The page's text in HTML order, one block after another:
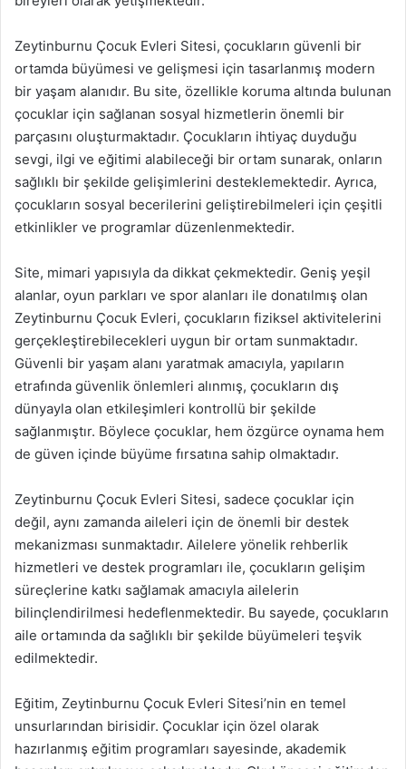
Zeytinburnu Çocuk Evleri Sitesi, çocukların güvenli bir
ortamda büyümesi ve gelişmesi için tasarlanmış modern
bir yaşam alanıdır. Bu site, özellikle koruma altında bulunan
çocuklar için sağlanan sosyal hizmetlerin önemli bir
parçasını oluşturmaktadır. Çocukların ihtiyaç duyduğu
sevgi, ilgi ve eğitimi alabileceği bir ortam sunarak, onların
sağlıklı bir şekilde gelişimlerini desteklemektedir. Ayrıca,
çocukların sosyal becerilerini geliştirebilmeleri için çeşitli
etkinlikler ve programlar düzenlenmektedir.
Site, mimari yapısıyla da dikkat çekmektedir. Geniş yeşil
alanlar, oyun parkları ve spor alanları ile donatılmış olan
Zeytinburnu Çocuk Evleri, çocukların fiziksel aktivitelerini
gerçekleştirebilecekleri uygun bir ortam sunmaktadır.
Güvenli bir yaşam alanı yaratmak amacıyla, yapıların
etrafında güvenlik önlemleri alınmış, çocukların dış
dünyayla olan etkileşimleri kontrollü bir şekilde
sağlanmıştır. Böylece çocuklar, hem özgürce oynama hem
de güven içinde büyüme fırsatına sahip olmaktadır.
Zeytinburnu Çocuk Evleri Sitesi, sadece çocuklar için
değil, aynı zamanda aileleri için de önemli bir destek
mekanizması sunmaktadır. Ailelere yönelik rehberlik
hizmetleri ve destek programları ile, çocukların gelişim
süreçlerine katkı sağlamak amacıyla ailelerin
bilinçlendirilmesi hedeflenmektedir. Bu sayede, çocukların
aile ortamında da sağlıklı bir şekilde büyümeleri teşvik
edilmektedir.
Eğitim, Zeytinburnu Çocuk Evleri Sitesi’nin en temel
unsurlarından birisidir. Çocuklar için özel olarak
hazırlanmış eğitim programları sayesinde, akademik